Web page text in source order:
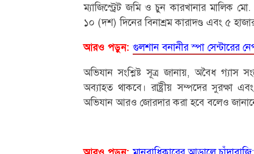
ম্যাজিস্ট্রেট জমি ও চুন কারখানার মালিক
১০ (দশ) দিনের বিনাশ্রম কারাদণ্ড এবং ৫
আরও পড়ুন: গুলশান বনানীর স্পা সেন্টারের
অভিযান সংশ্লিষ্ট সূত্র জানায়, অবৈধ গ্যাস
অব্যাহত থাকবে। রাষ্ট্রীয় সম্পদের সুরক্ষা
অভিযান আরও জোরদার করা হবে বলেও